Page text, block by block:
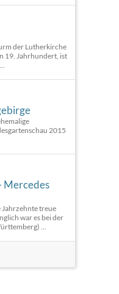
der Lutherkirche
19. Jahrhundert, ist
2015
Mercedes
Jahrzehnte treue
war es bei der
...